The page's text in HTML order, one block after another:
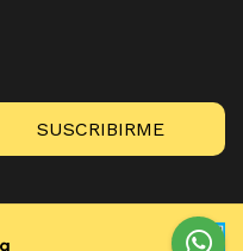
SUSCRIBIRME